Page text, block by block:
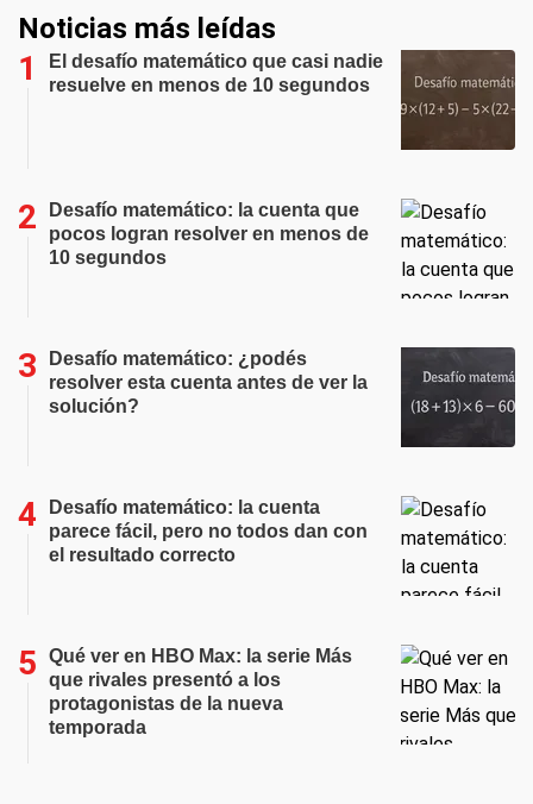
Noticias más leídas
El desafío matemático que casi nadie
resuelve en menos de 10 segundos
Desafío matemático: la cuenta que
pocos logran resolver en menos de
10 segundos
Desafío matemático: ¿podés
resolver esta cuenta antes de ver la
solución?
Desafío matemático: la cuenta
parece fácil, pero no todos dan con
el resultado correcto
Qué ver en HBO Max: la serie Más
que rivales presentó a los
protagonistas de la nueva
temporada